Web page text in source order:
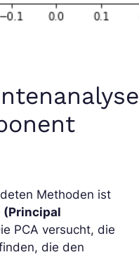
Methoden ist
(Principal
PCA versucht, die
die den